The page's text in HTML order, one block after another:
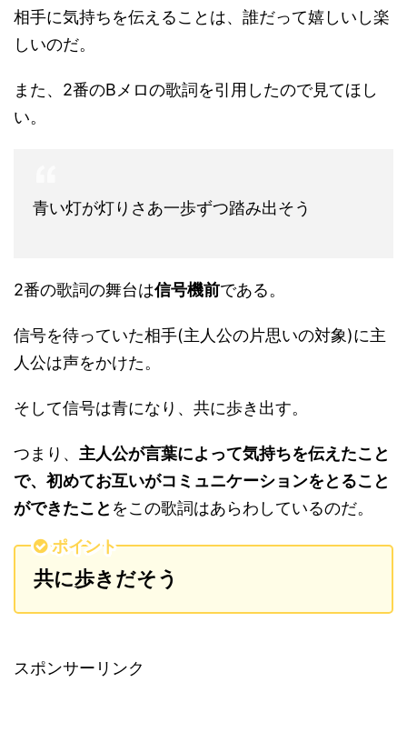
相手に気持ちを伝えることは、誰だって嬉しいし楽
しいのだ。
また、2番のBメロの歌詞を引用したので見てほし
い。
青い灯が灯りさあ一歩ずつ踏み出そう
2番の歌詞の舞台は信号機前である。
信号を待っていた相手(主人公の片思いの対象)に主
人公は声をかけた。
そして信号は青になり、共に歩き出す。
つまり、 主人公が言葉によって気持ちを伝えたこと
で、初めてお互いがコミュニケーションをとること
ができたこと をこの歌詞はあらわしているのだ。
ポイント
共に歩きだそう
スポンサーリンク